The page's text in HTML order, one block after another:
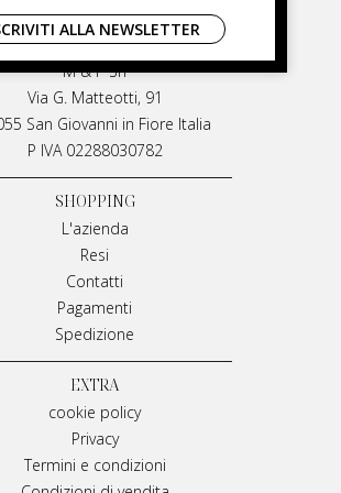
LIVIANA MIRARCHI
M & P Srl
Via G. Matteotti, 91
San Giovanni in Fiore Italia
P IVA 02288030782
SHOPPING
L'azienda
Resi
Contatti
Pagamenti
Spedizione
EXTRA
cookie policy
Privacy
Termini e condizioni
ALLA NEWSLETTER